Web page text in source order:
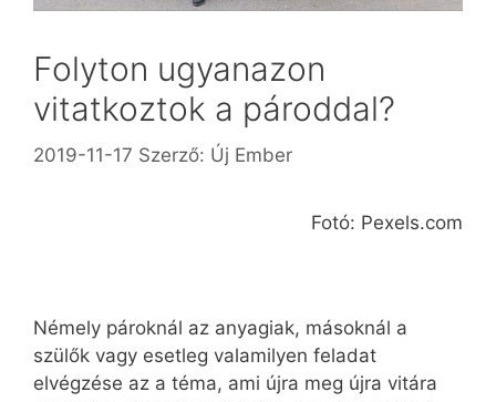
Folyton ugyanazon
vitatkoztok a pároddal?
2019-11-17 Szerző: Új Ember
Fotó: Pexels.com
Némely pároknál az anyagiak, másoknál a
szülők vagy esetleg valamilyen fel­adat
elvégzése az a téma, ami újra meg újra vitára